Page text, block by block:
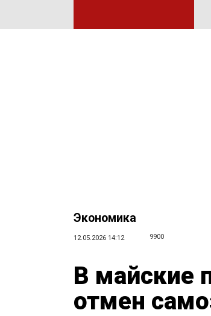
Экономика
12.05.2026 14:12 9900
В майские
отмен